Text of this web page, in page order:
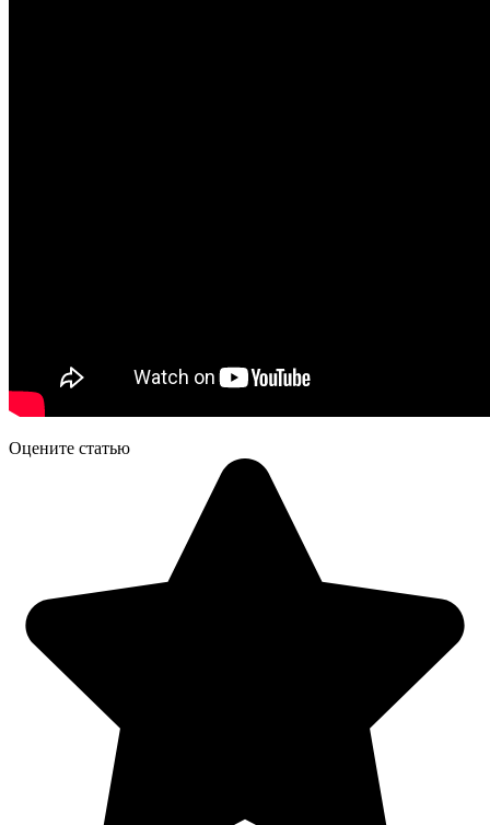
Оцените статью